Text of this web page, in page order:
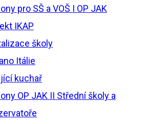
pro SŠ a VOŠ I OP JAK
IKAP
školy
Itálie
kuchař
OP JAK II Střední školy a